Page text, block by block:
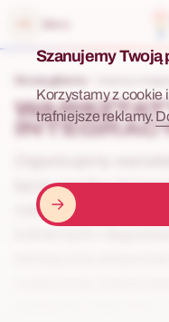
Szanujemy Twoją
Korzystamy z cookie
trafniejsze reklamy.
łączą wspólne
naturalną integracją
tematyczne